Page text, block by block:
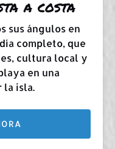
a costa
sus ángulos en
completo, que
cultura local y
en una
la isla.